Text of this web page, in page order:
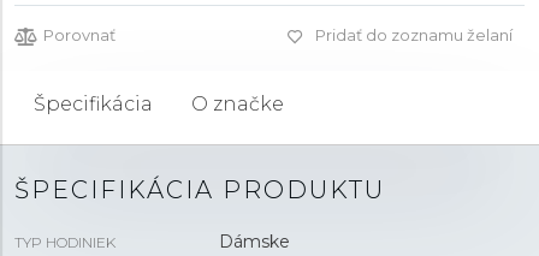
Porovnať Pridať do zoznamu želaní
Špecifikácia O značke
ŠPECIFIKÁCIA PRODUKTU
TYP HODINIEK Dámske